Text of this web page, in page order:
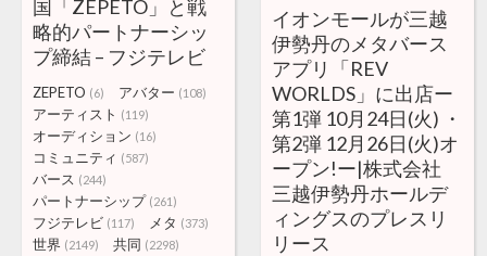
国「ZEPETO」と戦
略的パートナーシッ
プ締結 – フジテレビ
ZEPETO (6) アバター (108)
アーティスト (119)
オーディション (16)
コミュニティ (587)
バース (244)
パートナーシップ (261)
フジテレビ (117) メタ (373)
世界 (2149) 共同 (2298)
イオンモールが三越
伊勢丹のメタバース
アプリ「REV
WORLDS」に出店ー
第1弾 10月24日(火) ・
第2弾 12月26日(火)オ
ープン!ー|株式会社
三越伊勢丹ホールデ
ィングスのプレスリ
リース